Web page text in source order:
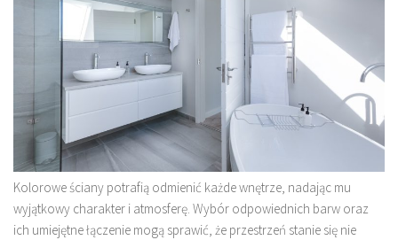
Kolorowe ściany potrafią odmienić każde wnętrze, nadając mu
wyjątkowy charakter i atmosferę. Wybór odpowiednich barw oraz
ich umiejętne łączenie mogą sprawić, że przestrzeń stanie się nie